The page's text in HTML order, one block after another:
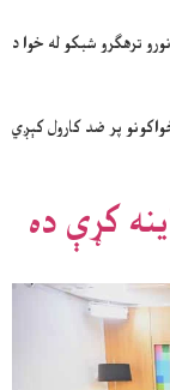
ترهګرو شبکو له خوا د
پر ضد کارول کېږي
کړې ده